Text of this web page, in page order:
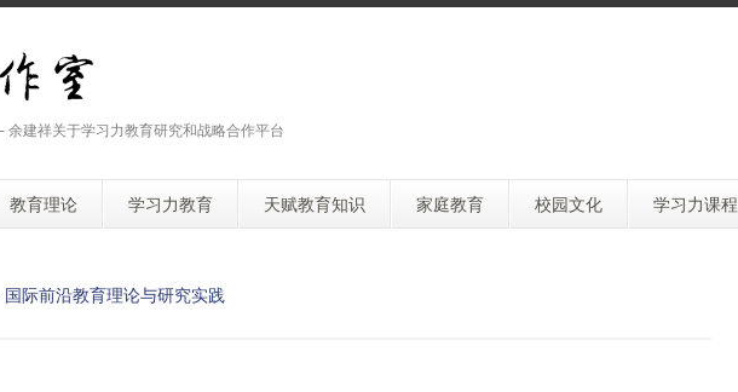
建祥关于学习力教育研究和战略合作平台
教育理论 学习力教育 天赋教育知识 家庭教育 校园文化 学习力课程
国际前沿教育理论与研究实践